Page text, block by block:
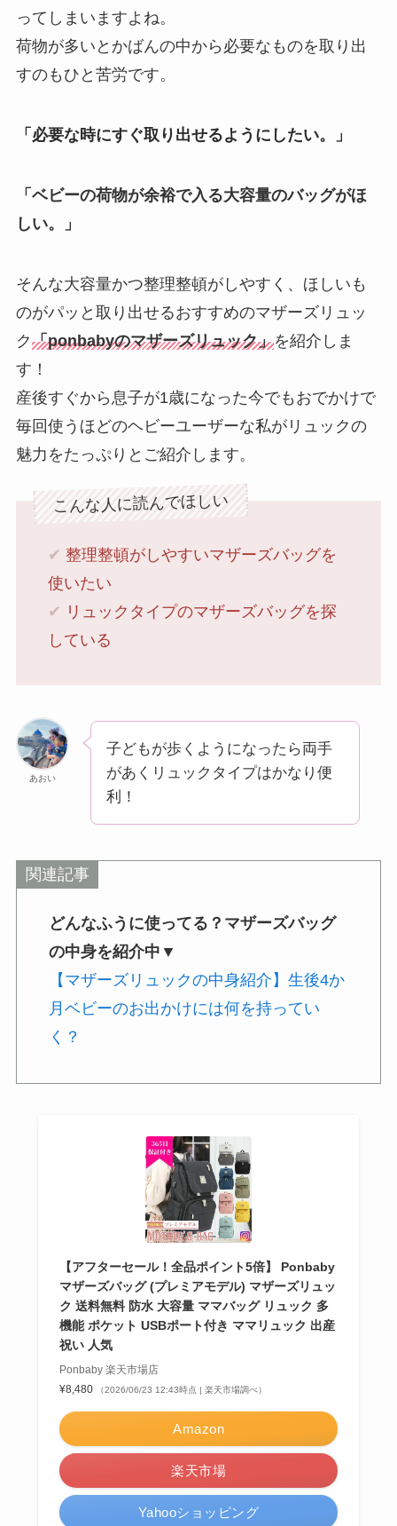
ってしまいますよね。
荷物が多いとかばんの中から必要なものを取り出
すのもひと苦労です。
「必要な時にすぐ取り出せるようにしたい。」
「ベビーの荷物が余裕で入る大容量のバッグがほ
しい。」
そんな大容量かつ整理整頓がしやすく、ほしいも
のがパッと取り出せるおすすめのマザーズリュッ
ク「ponbabyのマザーズリュック」を紹介しま
す！
産後すぐから息子が1歳になった今でもおでかけで
毎回使うほどのヘビーユーザーな私がリュックの
魅力をたっぷりとご紹介します。
こんな人に読んでほしい
✔︎ 整理整頓がしやすいマザーズバッグを
使いたい
✔︎ リュックタイプのマザーズバッグを探
している
あおい
子どもが歩くようになったら両手
があくリュックタイプはかなり便
利！
関連記事
どんなふうに使ってる？マザーズバッグ
の中身を紹介中▼
【マザーズリュックの中身紹介】生後4か
月ベビーのお出かけには何を持ってい
く？
【アフターセール！全品ポイント5倍】 Ponbaby
マザーズバッグ (プレミアモデル) マザーズリュッ
ク 送料無料 防水 大容量 ママバッグ リュック 多
機能 ポケット USBポート付き ママリュック 出産
祝い 人気
Ponbaby 楽天市場店
¥8,480
（2026/06/23 12:43時点 | 楽天市場調べ）
Amazon
楽天市場
Yahooショッピング